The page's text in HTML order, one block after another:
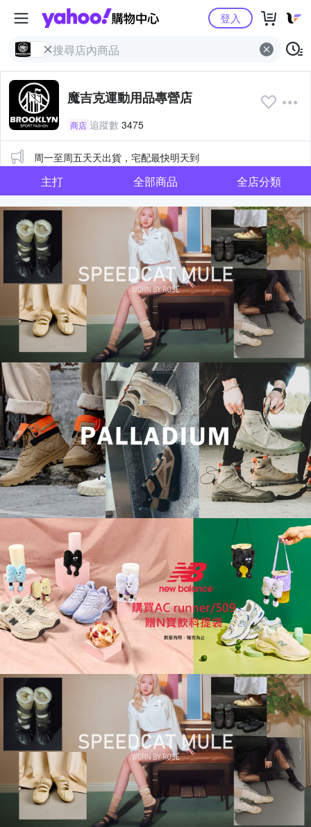
Yahoo購物中心
登入
魔吉克運動用品專營店
商店 追蹤數 3475
公告
周一至周五天天出貨，宅配最快明天到
主打 全部商品 全店分類